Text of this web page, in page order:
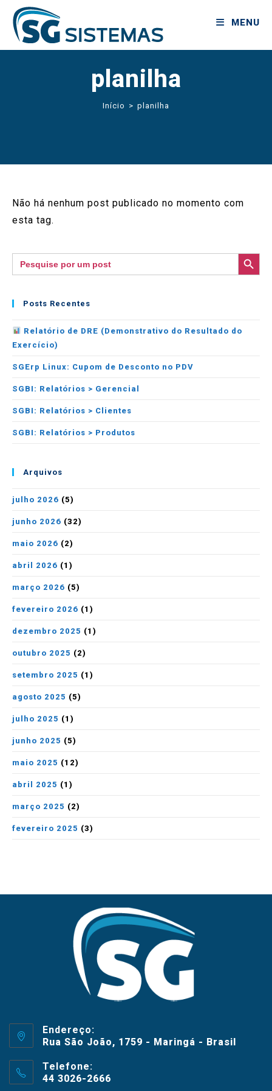
MENU
planilha
Início > planilha
Não há nenhum post publicado no momento com
esta tag.
Search
for:
SEARCH BUTTON
Posts Recentes
Relatório de DRE (Demonstrativo do Resultado do
Exercício)
SGErp Linux: Cupom de Desconto no PDV
SGBI: Relatórios > Gerencial
SGBI: Relatórios > Clientes
SGBI: Relatórios > Produtos
Arquivos
julho 2026 (5)
junho 2026 (32)
maio 2026 (2)
abril 2026 (1)
março 2026 (5)
fevereiro 2026 (1)
dezembro 2025 (1)
outubro 2025 (2)
setembro 2025 (1)
agosto 2025 (5)
julho 2025 (1)
junho 2025 (5)
maio 2025 (12)
abril 2025 (1)
março 2025 (2)
fevereiro 2025 (3)
Endereço:
Rua São João, 1759 - Maringá - Brasil
Telefone:
44 3026-2666